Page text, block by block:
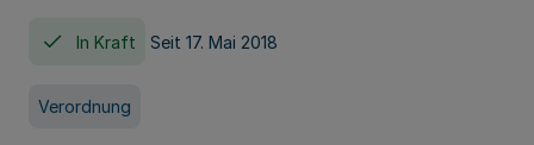
In Kraft Seit 17. Mai 2018
Verordnung